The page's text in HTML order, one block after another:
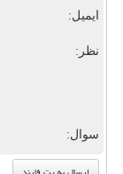
ایمیل:
نظر:
سوال: